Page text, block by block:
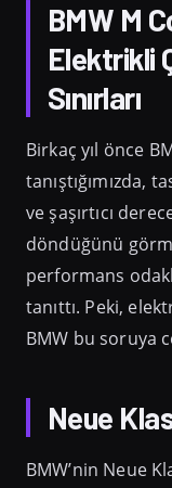
BMW M
Elektrikli
Sınırları
Birkaç yıl önce
tanıştığımızda,
ve şaşırtıcı
döndüğünü
performans
tanıttı. Peki,
BMW bu soruya
Neue
BMW’nin Neue